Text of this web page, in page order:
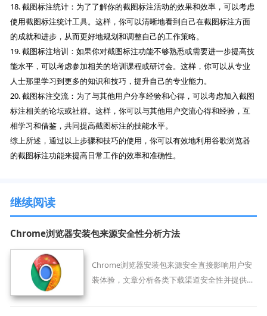
18. 截图标注统计：为了了解你的截图标注活动的效果和效率，可以考虑
使用截图标注统计工具。这样，你可以清晰地看到自己在截图标注方面
的成就和进步，从而更好地规划和调整自己的工作策略。
19. 截图标注培训：如果你对截图标注功能不够熟悉或需要进一步提高技
能水平，可以考虑参加相关的培训课程或研讨会。这样，你可以从专业
人士那里学习到更多的知识和技巧，提升自己的专业能力。
20. 截图标注交流：为了与其他用户分享经验和心得，可以考虑加入截图
标注相关的论坛或社群。这样，你可以与其他用户交流心得和经验，互
相学习和借鉴，共同提高截图标注的技能水平。
综上所述，通过以上步骤和技巧的使用，你可以有效地利用谷歌浏览器
的截图标注功能来提高日常工作的效率和准确性。
继续阅读
Chrome浏览器安装包来源安全性分析方法
Chrome浏览器安装包来源安全直接影响用户安
装体验，文章分析各类下载渠道安全性并提供防
过程安全可靠。